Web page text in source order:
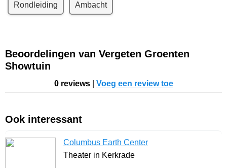
Rondleiding Ambacht
Beoordelingen van Vergeten Groenten
Showtuin
0 reviews| Voeg een review toe
Ook interessant
Columbus Earth Center
Theater in Kerkrade